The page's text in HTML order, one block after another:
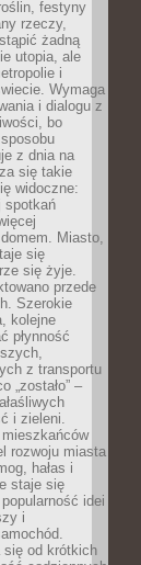
festyny
rzeczy,
żadną
utopia, ale
i
Wymaga
i dialogu z
bo
z dnia na
się takie
widoczne:
spotkań
Miasto,
się
się żyje.
przede
Szerokie
kolejne
płynność
z transportu
„zostało” –
i zieleni.
rozwoju miasta
hałas i
staje się
idei
i
się od krótkich